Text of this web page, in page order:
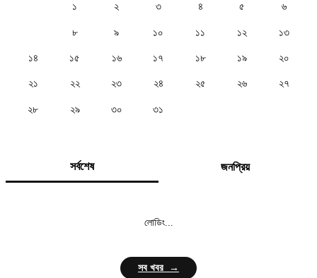
১ ২ ৩ ৪ ৫ ৬
৮ ৯ ১০ ১১ ১২ ১৩
১৪ ১৫ ১৬ ১৭ ১৮ ১৯ ২০
২১ ২২ ২৩ ২৪ ২৫ ২৬ ২৭
২৮ ২৯ ৩০ ৩১
সর্বশেষ জনপ্রিয়
লোডিং...
সব খবর →